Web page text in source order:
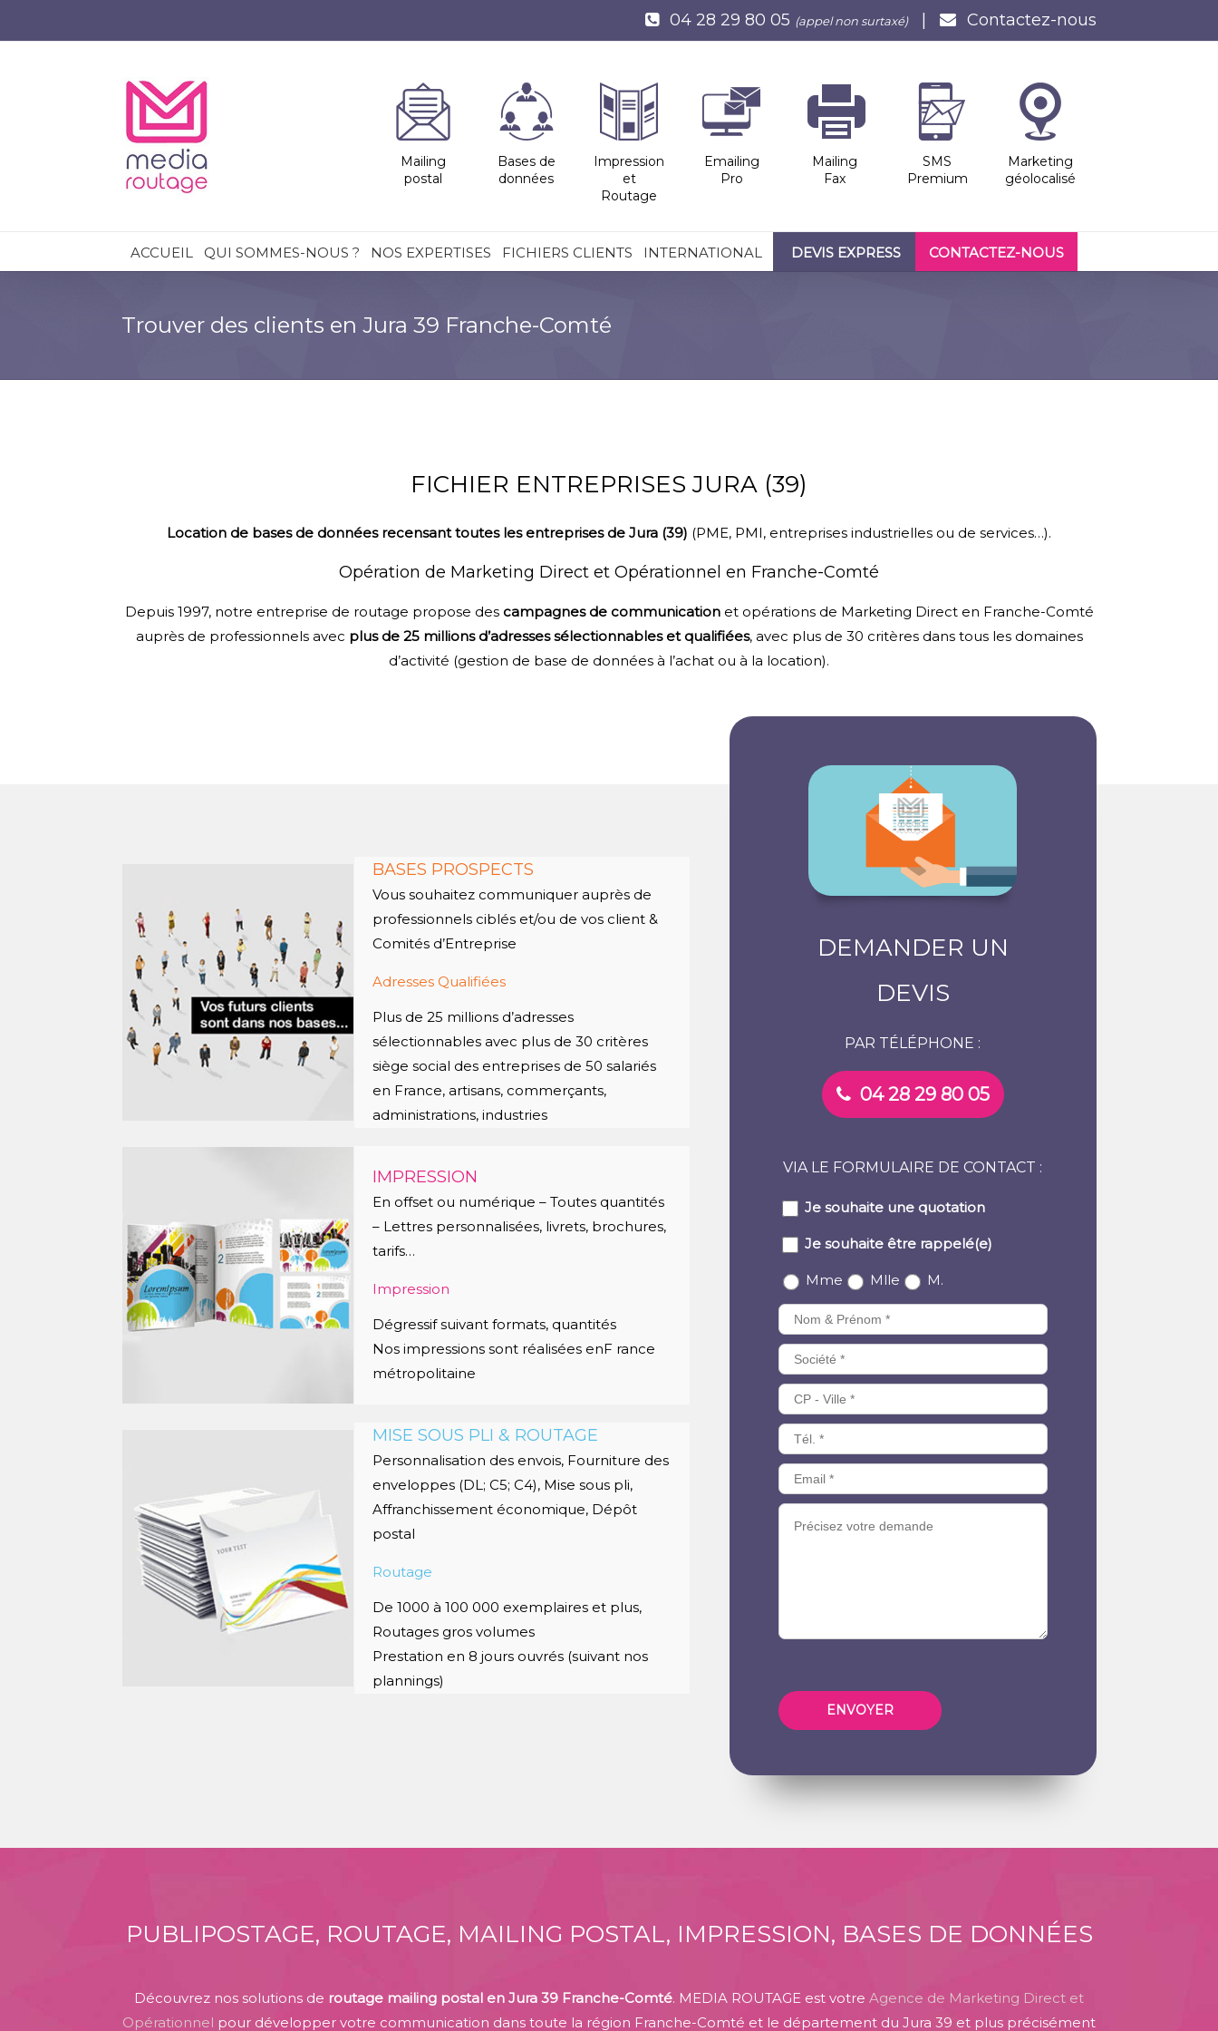
04 28 29 80 05 (appel non surtaxé) Contactez-nous
Mailing
postal
Bases de
données
Impression
et
Routage
Emailing
Pro
Mailing
Fax
SMS
Premium
Marketing
géolocalisé
ACCUEIL QUI SOMMES-NOUS ? NOS EXPERTISES FICHIERS CLIENTS INTERNATIONAL DEVIS EXPRESS CONTACTEZ-NOUS
Trouver des clients en Jura 39 Franche-Comté
FICHIER ENTREPRISES JURA (39)
Location de bases de données recensant toutes les entreprises de Jura (39) (PME, PMI, entreprises industrielles ou de services…).
Opération de Marketing Direct et Opérationnel en Franche-Comté
Depuis 1997, notre entreprise de routage propose des campagnes de communicationet opérations de Marketing Direct en Franche-Comté
auprès de professionnels avec plus de 25 millions d’adresses sélectionnables et qualifiées, avec plus de 30 critères dans tous les domaines
d’activité (gestion de base de données à l’achat ou à la location).
BASES PROSPECTS
Vous souhaitez communiquer auprès de
professionnels ciblés et/ou de vos client &
Comités d’Entreprise
Adresses Qualifiées
Plus de 25 millions d’adresses
sélectionnables avec plus de 30 critères
siège social des entreprises de 50 salariés
en France, artisans, commerçants,
administrations, industries
IMPRESSION
En offset ou numérique – Toutes quantités
– Lettres personnalisées, livrets, brochures,
tarifs…
Impression
Dégressif suivant formats, quantités
Nos impressions sont réalisées enF rance
métropolitaine
MISE SOUS PLI & ROUTAGE
Personnalisation des envois, Fourniture des
enveloppes (DL; C5; C4), Mise sous pli,
Affranchissement économique, Dépôt
postal
Routage
De 1000 à 100 000 exemplaires et plus,
Routages gros volumes
Prestation en 8 jours ouvrés (suivant nos
plannings)
DEMANDER UN
DEVIS
PAR TÉLÉPHONE :
04 28 29 80 05
VIA LE FORMULAIRE DE CONTACT :
Je souhaite une quotation
Je souhaite être rappelé(e)
Mme Mlle M.
PUBLIPOSTAGE, ROUTAGE, MAILING POSTAL, IMPRESSION, BASES DE DONNÉES
Découvrez nos solutions de routage mailing postal en Jura 39 Franche-Comté. MEDIA ROUTAGE est votre Agence de Marketing Direct et
Opérationnel pour développer votre communication dans toute la région Franche-Comté et le département du Jura 39 et plus précisément